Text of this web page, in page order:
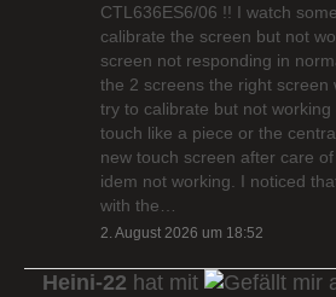
CTL636ES6/06 !! I watch
calibrate the screen but not
screen not responding in
the 2 screens the right screen
try to calibrate but not
touch like a piece or the
new touch screen after care
idem not working. I noticed
with the…
2. August 2026 um 18:52
Heini-22 hat mit